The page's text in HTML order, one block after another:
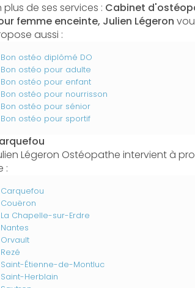
plus de ses services : Cabinet
femme enceinte, Julien Légeron
aussi :
Bon ostéo diplômé DO
Bon ostéo pour adulte
Bon ostéo pour enfant
Bon ostéo pour nourrisson
Bon ostéo pour sénior
Bon ostéo pour sportif
Légeron Ostéopathe intervient à
:
Carquefou
Couëron
La Chapelle-sur-Erdre
Nantes
Orvault
Rezé
Saint-Étienne-de-Montluc
Saint-Herblain